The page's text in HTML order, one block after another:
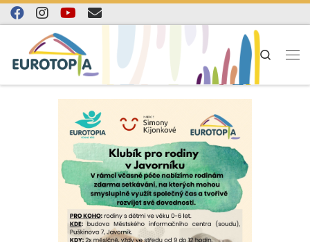
Skip to content
Search